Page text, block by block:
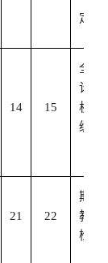
定。
14 15
全国
计算
机等
级考
21 22
期初
教学
检查